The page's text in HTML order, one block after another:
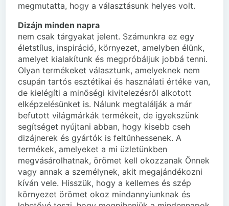
megmutatta, hogy a választásunk helyes volt.
Dizájn minden napra
nem csak tárgyakat jelent. Számunkra ez egy
életstílus, inspiráció, környezet, amelyben élünk,
amelyet kialakítunk és megpróbáljuk jobbá tenni.
Olyan termékeket választunk, amelyeknek nem
csupán tartós esztétikai és használati értéke van,
de kielégíti a minőségi kivitelezésről alkotott
elképzelésünket is. Nálunk megtalálják a már
befutott világmárkák termékeit, de igyekszünk
segítséget nyújtani abban, hogy kisebb cseh
dizájnerek és gyártók is feltűnhessenek. A
termékek, amelyeket a mi üzletünkben
megvásárolhatnak, örömet kell okozzanak Önnek
vagy annak a személynek, akit megajándékozni
kíván vele. Hisszük, hogy a kellemes és szép
környezet örömet okoz mindannyiunknak és